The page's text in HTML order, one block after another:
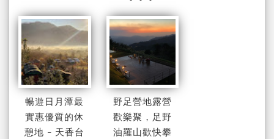
暢遊日月潭最
實惠優質的休
憩地 - 天香台
野足營地露營
歡樂聚，足野
油羅山歡快攀